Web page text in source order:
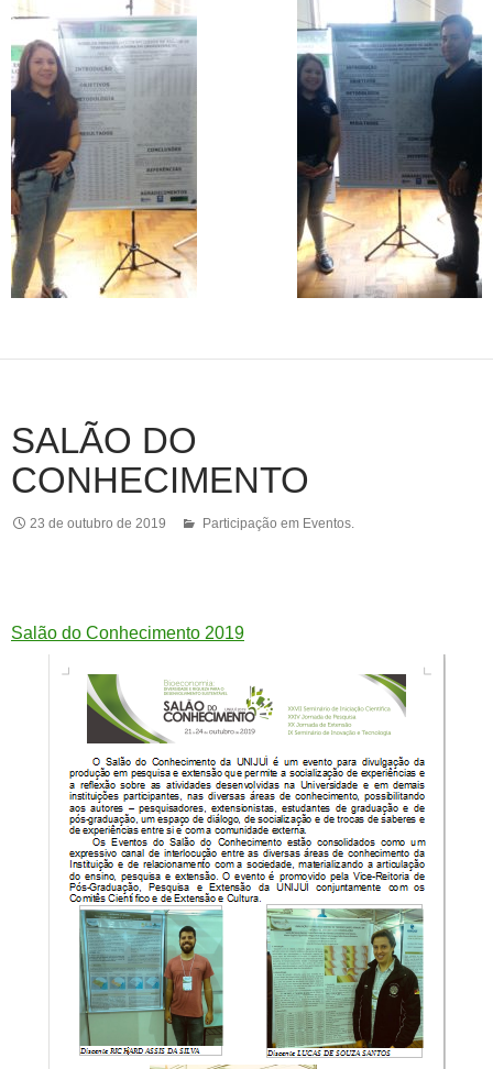
SALÃO DO
CONHECIMENTO
23 de outubro de 2019 Participação em Eventos.
Salão do Conhecimento 2019